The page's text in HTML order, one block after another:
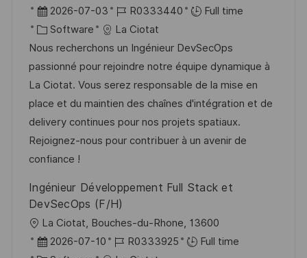
o
c
a
t
i
o
n
P
o
s
t
e
d
D
a
t
2026-07-03
J
o
b
I
d
R0333440
Full time
C
a
t
e
g
o
r
y
Software
La Ciotat
Nous recherchons un Ingénieur DevSecOps
passionné pour rejoindre notre équipe dynamique à
La Ciotat. Vous serez responsable de la mise en
place et du maintien des chaînes d'intégration et de
delivery continues pour nos projets spatiaux.
Rejoignez-nous pour contribuer à un avenir de
confiance !
Ingénieur Développement Full Stack et
DevSecOps (F/H)
L
o
La Ciotat, Bouches-du-Rhone, 13600
P 2026-07-10
J
R0333925
Full time